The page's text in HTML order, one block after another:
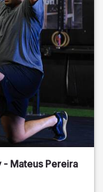
- Mateus Pereira